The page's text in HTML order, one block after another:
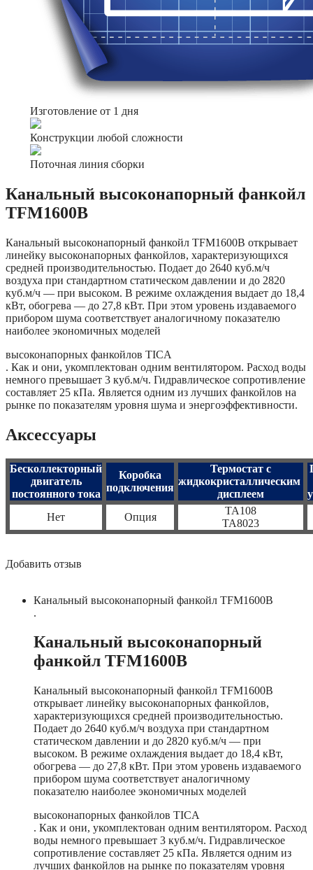
Изготовление от 1 дня
Конструкции любой сложности
Поточная линия сборки
Канальный высоконапорный фанкойл
TFM1600B
Канальный высоконапорный фанкойл TFM1600B открывает
линейку высоконапорных фанкойлов, характеризующихся
средней производительностью. Подает до 2640 куб.м/ч
воздуха при стандартном статическом давлении и до 2820
куб.м/ч — при высоком. В режиме охлаждения выдает до 18,4
кВт, обогрева — до 27,8 кВт. При этом уровень издаваемого
прибором шума соответствует аналогичному показателю
наиболее экономичных моделей
высоконапорных фанкойлов TICA
. Как и они, укомплектован одним вентилятором. Расход воды
немного превышает 3 куб.м/ч. Гидравлическое сопротивление
составляет 25 кПа. Является одним из лучших фанкойлов на
рынке по показателям уровня шума и энергоэффективности.
Аксессуары
Бесколлекторный
двигатель
постоянного тока
Коробка
подключения
Термостат с
жидкокристаллическим
дисплеем
Нет
Опция
TA108
TA8023
Добавить отзыв
Канальный высоконапорный фанкойл TFM1600B
.
Канальный высоконапорный
фанкойл TFM1600B
Канальный высоконапорный фанкойл TFM1600B
открывает линейку высоконапорных фанкойлов,
характеризующихся средней производительностью.
Подает до 2640 куб.м/ч воздуха при стандартном
статическом давлении и до 2820 куб.м/ч — при
высоком. В режиме охлаждения выдает до 18,4 кВт,
обогрева — до 27,8 кВт. При этом уровень издаваемого
прибором шума соответствует аналогичному
показателю наиболее экономичных моделей
высоконапорных фанкойлов TICA
. Как и они, укомплектован одним вентилятором. Расход
воды немного превышает 3 куб.м/ч. Гидравлическое
сопротивление составляет 25 кПа. Является одним из
лучших фанкойлов на рынке по показателям уровня